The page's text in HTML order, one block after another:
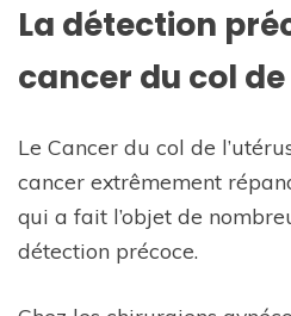
La détection
cancer du col de
Le Cancer du col de
cancer extrêmement
qui a fait l’objet de
détection précoce.